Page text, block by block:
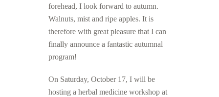
forehead, I look forward to autumn.
Walnuts, mist and ripe apples. It is
therefore with great pleasure that I can
finally announce a fantastic autumnal
program!
On Saturday, October 17, I will be
hosting a herbal medicine workshop at